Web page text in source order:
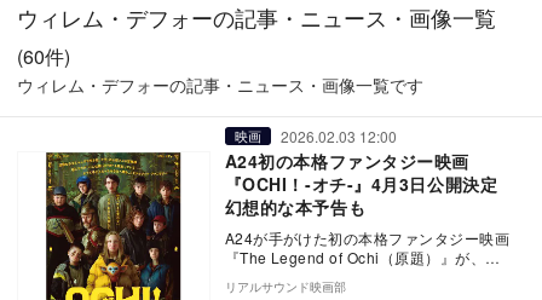
ウィレム・デフォーの記事・ニュース・画像一覧
(60件)
ウィレム・デフォーの記事・ニュース・画像一覧です
映画 2026.02.03 12:00
A24初の本格ファンタジー映画
『OCHI！-オチ-』4月3日公開決定
幻想的な本予告も
A24が手がけた初の本格ファンタジー映画
『The Legend of Ochi（原題）』が、
『OCHI！-オチ-』の邦題で4月3…
リアルサウンド映画部